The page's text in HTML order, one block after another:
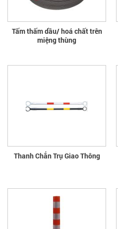
Tấm thấm dầu/ hoá chất trên
miệng thùng
Thanh Chắn Trụ Giao Thông